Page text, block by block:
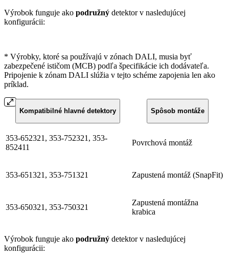
Výrobok funguje ako podružný detektor v nasledujúcej
konfigurácii:
* Výrobky, ktoré sa používajú v zónach DALI, musia byť
zabezpečené ističom (MCB) podľa špecifikácie ich dodávateľa.
Pripojenie k zónam DALI slúžia v tejto schéme zapojenia len ako
príklad.
Kompatibilné hlavné detektory Spôsob montáže
353-652321, 353-752321, 353-
852411
Povrchová montáž
353-651321, 353-751321 Zapustená montáž (SnapFit)
353-650321, 353-750321
Zapustená montážna
krabica
Výrobok funguje ako podružný detektor v nasledujúcej
konfigurácii: